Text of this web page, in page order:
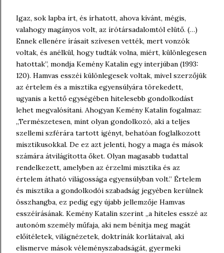
Igaz, sok lapba írt, és írhatott, ahova kívánt, mégis,
valahogy magányos volt, az írótársadalomtól elütő. (…)
Ennek ellenére írásait szívesen vették, mert vonzók
voltak, és anélkül, hogy tudták volna, miért, különlegesen
hatottak”, mondja Kemény Katalin egy interjúban (1993:
120). Hamvas esszéi különlegesek voltak, mivel szerzőjük
az értelem és a misztika egyensúlyára törekedett,
ugyanis a kettő egységében hitelesebb gondolkodást
lehet megvalósítani. Ahogyan Kemény Katalin fogalmaz:
„Természetesen, mint olyan gondolkozó, aki a teljes
szellemi szférára tartott igényt, behatóan foglalkozott
misztikusokkal. De ez azt jelenti, hogy a maga és mások
számára átvilágította őket. Olyan magasabb tudattal
rendelkezett, amelyben az érzelmi misztika és az
értelem átható világossága egyensúlyban volt.” Értelem
és misztika a gondolkodói szabadság jegyében kerülnek
összhangba, ez pedig egy újabb jellemzője Hamvas
esszéírásának. Kemény Katalin szerint „a hiteles esszé az
autonóm személy műfaja, aki nem bénítja meg magát
előítéletek, világnézetek, doktrínák korlátaival, aki
elismerve mások véleményszabadságát, gyermeki